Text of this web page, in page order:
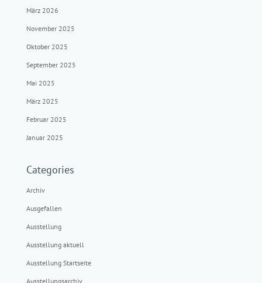
März 2026
November 2025
Oktober 2025
September 2025
Mai 2025
März 2025
Februar 2025
Januar 2025
Categories
Archiv
Ausgefallen
Ausstellung
Ausstellung aktuell
Ausstellung Startseite
Ausstellungsarchiv